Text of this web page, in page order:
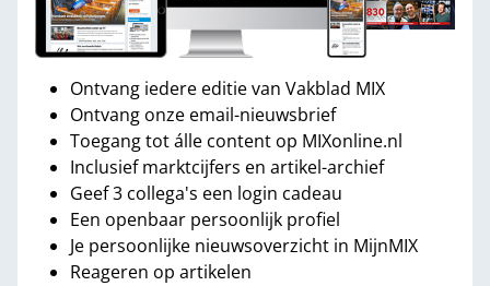
Ontvang iedere editie van Vakblad MIX
Ontvang onze email-nieuwsbrief
Toegang tot álle content op MIXonline.nl
Inclusief marktcijfers en artikel-archief
Geef 3 collega's een login cadeau
Een openbaar persoonlijk profiel
Je persoonlijke nieuwsoverzicht in MijnMIX
Reageren op artikelen